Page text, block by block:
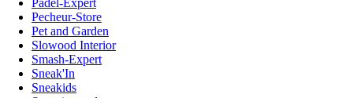
Padel-Expert
Pecheur-Store
Pet and Garden
Slowood Interior
Smash-Expert
Sneak'In
Sneakids